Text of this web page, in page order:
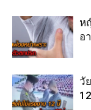
ห
อ
วั